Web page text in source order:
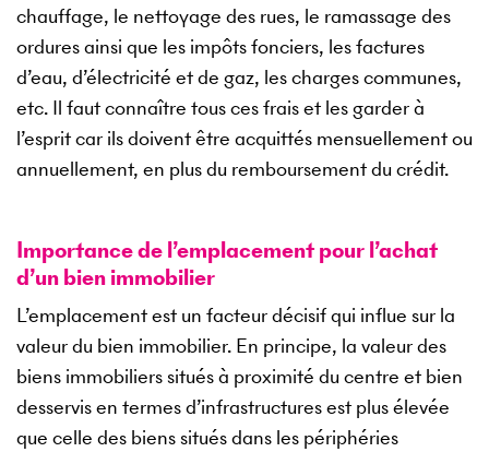
chauffage, le nettoyage des rues, le ramassage des
ordures ainsi que les impôts fonciers, les factures
d’eau, d’électricité et de gaz, les charges communes,
etc. Il faut connaître tous ces frais et les garder à
l’esprit car ils doivent être acquittés mensuellement ou
annuellement, en plus du remboursement du crédit.
Importance de l’emplacement pour l’achat
d’un bien immobilier
L’emplacement est un facteur décisif qui influe sur la
valeur du bien immobilier. En principe, la valeur des
biens immobiliers situés à proximité du centre et bien
desservis en termes d’infrastructures est plus élevée
que celle des biens situés dans les périphéries